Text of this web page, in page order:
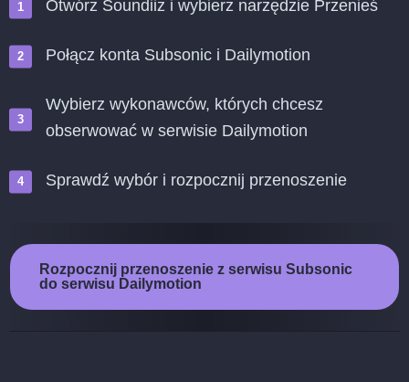
Otwórz Soundiiz i wybierz narzędzie Przenieś
Połącz konta Subsonic i Dailymotion
Wybierz wykonawców, których chcesz
obserwować w serwisie Dailymotion
Sprawdź wybór i rozpocznij przenoszenie
Rozpocznij przenoszenie z serwisu Subsonic
do serwisu Dailymotion